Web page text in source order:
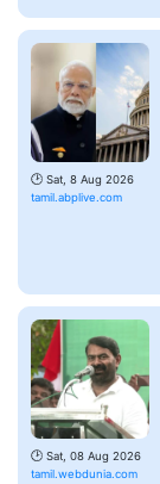
🕑 Sat, 8 Aug 2026
tamil.abplive.com
🕑 Sat, 08 Aug 2026
tamil.webdunia.com